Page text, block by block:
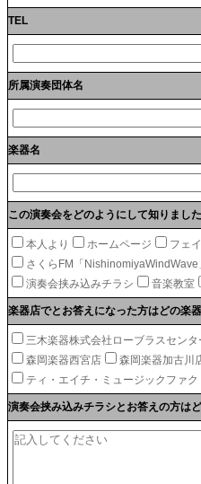
TEL
所属演奏団体名
楽器名
この演奏会をどのようにして知りまし
本人より ホームページ フェ
さくらFM「NishinomiyaWindWave
演奏会挟み込みチラシ
音楽教室
楽器店でとお答えになった方はどの楽
三木楽器株式会社ローブラスセンタ
森岡楽器西宮店
森岡楽器加古川
ティ・エイチ・ミュージックファク
演奏会挟み込みチラシとお答えの方は